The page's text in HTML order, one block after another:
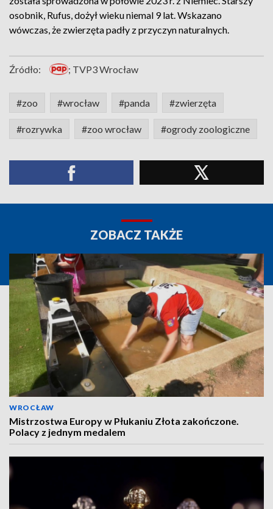
osobnik, Rufus, dożył wieku niemal 9 lat. Wskazano
wówczas, że zwierzęta padły z przyczyn naturalnych.
Źródło: ; TVP3 Wrocław
#zoo #wrocław #panda #zwierzęta
#rozrywka #zoo wrocław #ogrody zoologiczne
ZOBACZ TAKŻE
WROCŁAW
Mistrzostwa Europy w Płukaniu Złota zakończone.
Polacy z jednym medalem